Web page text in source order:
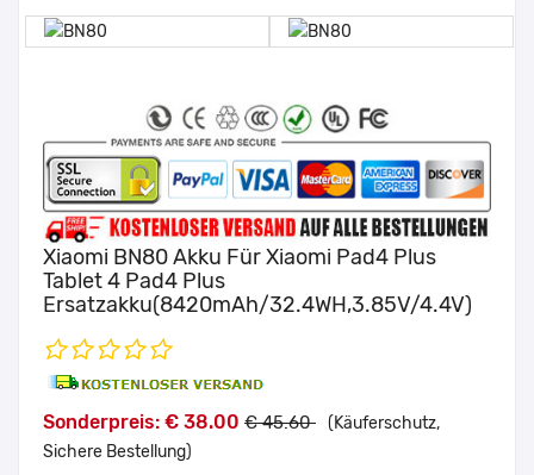
Xiaomi BN80 Akku Für Xiaomi Pad4 Plus
Tablet 4 Pad4 Plus
Ersatzakku(8420mAh/32.4WH,3.85V/4.4V)
Sonderpreis: € 38.00 € 45.60 (Käuferschutz,
Sichere Bestellung)